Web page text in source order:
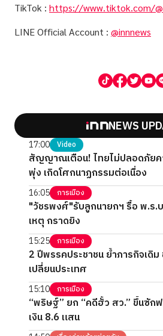
TikTok : https://www.tiktok.com/
LINE Official Account : @innnews
NEWS
17:00 Video
สัญญาณเตือน! ไทยไม่ปลอดภัยค
พุ่ง เกิดโศกนาฏกรรมต่อเนื่อง
16:05 การเมือง
"วัชรพงศ์"รับลูกนายกฯ รื้อ พ.ร.
เหตุ กราดยิง
15:25 การเมือง
2 ปีพรรคประชาชน ย้ำภารกิจเดิม
เปลี่ยนประเทศ
15:10 การเมือง
“พริษฐ์” ยก “คดีฮั้ว สว.” ขึ้นซัก
เงิน 8.6 แสน